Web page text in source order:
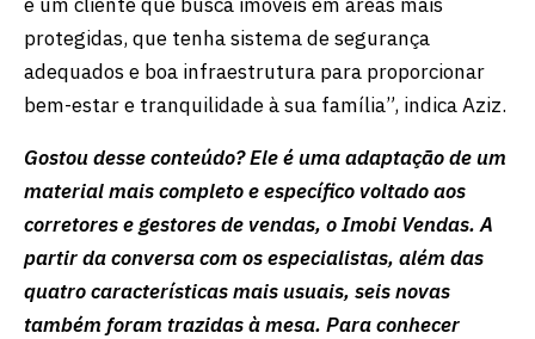
protegidas, que tenha sistema de segurança
adequados e boa infraestrutura para proporcionar
bem-estar e tranquilidade à sua família”, indica Aziz.
Gostou desse conteúdo? Ele é uma adaptação de um
material mais completo e específico voltado aos
corretores e gestores de vendas, o Imobi Vendas. A
partir da conversa com os especialistas, além das
quatro características mais usuais, seis novas
também foram trazidas à mesa. Para conhecer